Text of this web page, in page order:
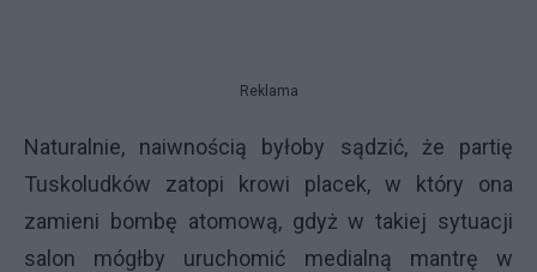
Reklama
Naturalnie, naiwnością byłoby sądzić, że partię
Tuskoludków zatopi krowi placek, w który ona
zamieni bombę atomową, gdyż w takiej sytuacji
salon mógłby uruchomić medialną mantrę w